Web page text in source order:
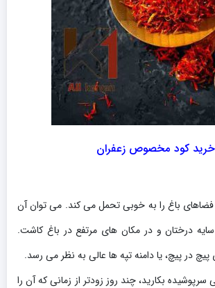
خرید کود مخصوص زعفران
فضاهای باغ را به خوبی تحمل می کند. می توان آن
درختان و در مکان های مرتفع در باغ کاشت.
در پیچ، یا دامنه تپه ها عالی به نظر می رسد.
سرپوشیده بکارید، چند روز زودتر از زمانی که آن را